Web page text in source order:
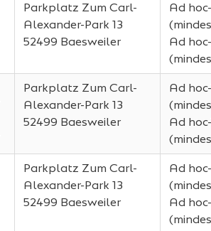
Parkplatz Zum Carl-
Alexander-Park 13
52499 Baesweiler
Ad
Ad
Parkplatz Zum Carl-
Alexander-Park 13
52499 Baesweiler
Ad
Ad
Parkplatz Zum Carl-
Alexander-Park 13
52499 Baesweiler
Ad
Ad